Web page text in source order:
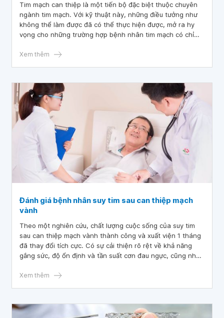
Tim mạch can thiệp là một tiến bộ đặc biệt thuộc chuyên
ngành tim mạch. Với kỹ thuật này, những điều tưởng như
không thể làm được đã có thể thực hiện được, mở ra hy
vọng cho những trường hợp bệnh nhân tim mạch có chỉ
được tầm quan trọng của lĩnh vực này, Vinmec đang
Xem thêm
Đánh giá bệnh nhân suy tim sau can thiệp mạch
vành
Theo một nghiên cứu, chất lượng cuộc sống của suy tim
sau can thiệp mạch vành thành công và xuất viện 1 tháng
đã thay đổi tích cực. Có sự cải thiện rõ rệt về khả năng
gắng sức, độ ổn định và tần suất cơn đau ngực, cũng như
Xem thêm